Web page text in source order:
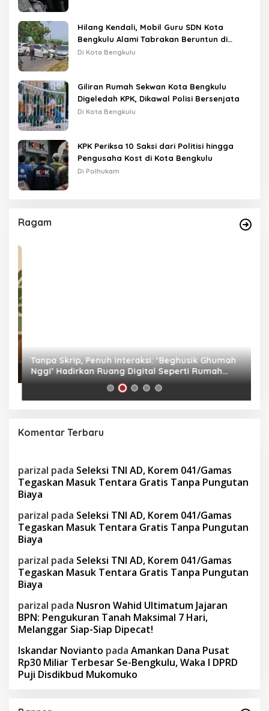
Hilang Kendali, Mobil Guru SDN Kota
Bengkulu Alami Tabrakan Beruntun di
Lampu Merah
Di Kota Bengkulu
Giliran Rumah Sekwan Kota Bengkulu
Digeledah KPK, Dikawal Polisi Bersenjata
Di Kota Bengkulu
KPK Periksa 10 Saksi dari Politisi hingga
Pengusaha Kost di Kota Bengkulu
Di Polhukam
Ragam
Tanpa Skrip, Penuh Interaksi: ‘Beghusik Ghumah
Nggi’ Hadirkan Ruang Digital Seperti Rumah
Sendiri
Komentar Terbaru
parizal pada Seleksi TNI AD, Korem 041/Gamas
Tegaskan Masuk Tentara Gratis Tanpa Pungutan
Biaya
parizal pada Seleksi TNI AD, Korem 041/Gamas
Tegaskan Masuk Tentara Gratis Tanpa Pungutan
Biaya
parizal pada Seleksi TNI AD, Korem 041/Gamas
Tegaskan Masuk Tentara Gratis Tanpa Pungutan
Biaya
parizal pada Nusron Wahid Ultimatum Jajaran
BPN: Pengukuran Tanah Maksimal 7 Hari,
Melanggar Siap-Siap Dipecat!
Iskandar Novianto pada Amankan Dana Pusat
Rp30 Miliar Terbesar Se-Bengkulu, Waka I DPRD
Puji Disdikbud Mukomuko